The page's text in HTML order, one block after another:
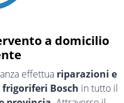
a domicilio
effettua riparazioni e
Bosch in tutto il